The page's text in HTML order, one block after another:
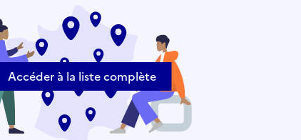
Accéder à la liste complète